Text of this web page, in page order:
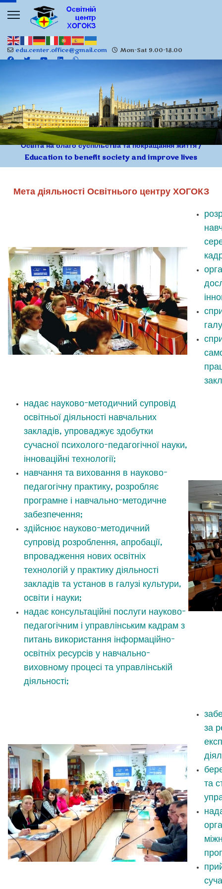
edu.center.office@gmail.com Mon-Sat 9.00-18.00
Освіта на благо суспільства та покращання життя /
Education to benefit society and improve lives
Мета діяльності Освітнього центру ХОГОКЗ
надає науково-методичний супровід
освітньої діяльності навчальних
закладів, упроваджує здобутки
сучасної психолого-педагогічної науки,
інноваційні технології;
навчання та виховання в науково-
педагогічну практику, розробляє
програмне і навчально-методичне
забезпечення;
здійснює науково-методичний
супровід розроблення, апробації,
впровадження нових освітніх
технологій у практику діяльності
закладів та установ в галузі культури,
освіти і науки;
надає консультаційні послуги науково-
педагогічним і управлінським кадрам з
питань використання інформаційно-
освітніх ресурсів у навчально-
виховному процесі та управлінській
діяльності;
за
та